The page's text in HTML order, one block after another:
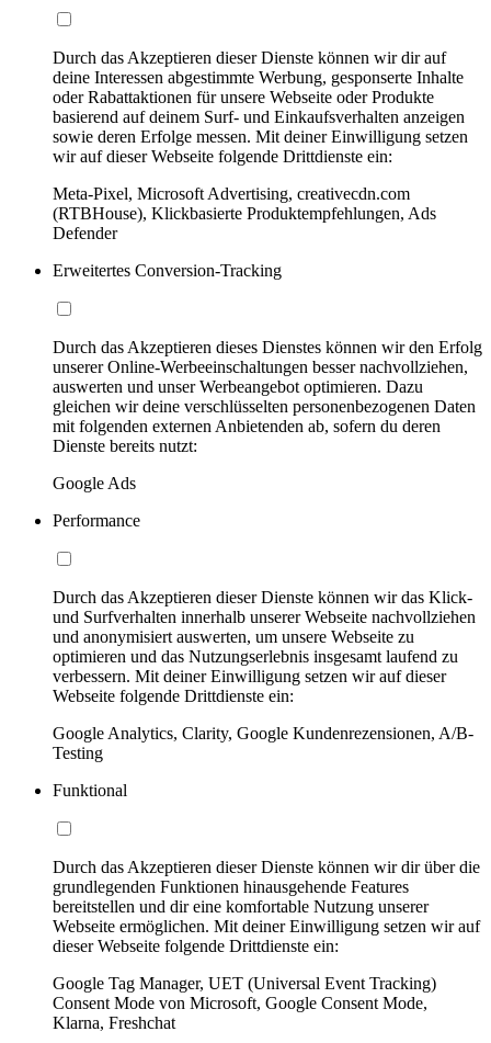
Durch das Akzeptieren dieser Dienste können wir dir auf
deine Interessen abgestimmte Werbung, gesponserte Inhalte
oder Rabattaktionen für unsere Webseite oder Produkte
basierend auf deinem Surf- und Einkaufsverhalten anzeigen
sowie deren Erfolge messen. Mit deiner Einwilligung setzen
wir auf dieser Webseite folgende Drittdienste ein:
Meta-Pixel, Microsoft Advertising, creativecdn.com
(RTBHouse), Klickbasierte Produktempfehlungen, Ads
Defender
Erweitertes Conversion-Tracking
Durch das Akzeptieren dieses Dienstes können wir den Erfolg
unserer Online-Werbeeinschaltungen besser nachvollziehen,
auswerten und unser Werbeangebot optimieren. Dazu
gleichen wir deine verschlüsselten personenbezogenen Daten
mit folgenden externen Anbietenden ab, sofern du deren
Dienste bereits nutzt:
Google Ads
Performance
Durch das Akzeptieren dieser Dienste können wir das Klick-
und Surfverhalten innerhalb unserer Webseite nachvollziehen
und anonymisiert auswerten, um unsere Webseite zu
optimieren und das Nutzungserlebnis insgesamt laufend zu
verbessern. Mit deiner Einwilligung setzen wir auf dieser
Webseite folgende Drittdienste ein:
Google Analytics, Clarity, Google Kundenrezensionen, A/B-
Testing
Funktional
Durch das Akzeptieren dieser Dienste können wir dir über die
grundlegenden Funktionen hinausgehende Features
bereitstellen und dir eine komfortable Nutzung unserer
Webseite ermöglichen. Mit deiner Einwilligung setzen wir auf
dieser Webseite folgende Drittdienste ein:
Google Tag Manager, UET (Universal Event Tracking)
Consent Mode von Microsoft, Google Consent Mode,
Klarna, Freshchat